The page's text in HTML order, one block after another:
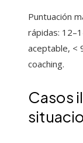
Puntuación
rápidas:
aceptable, <
coaching.
Casos